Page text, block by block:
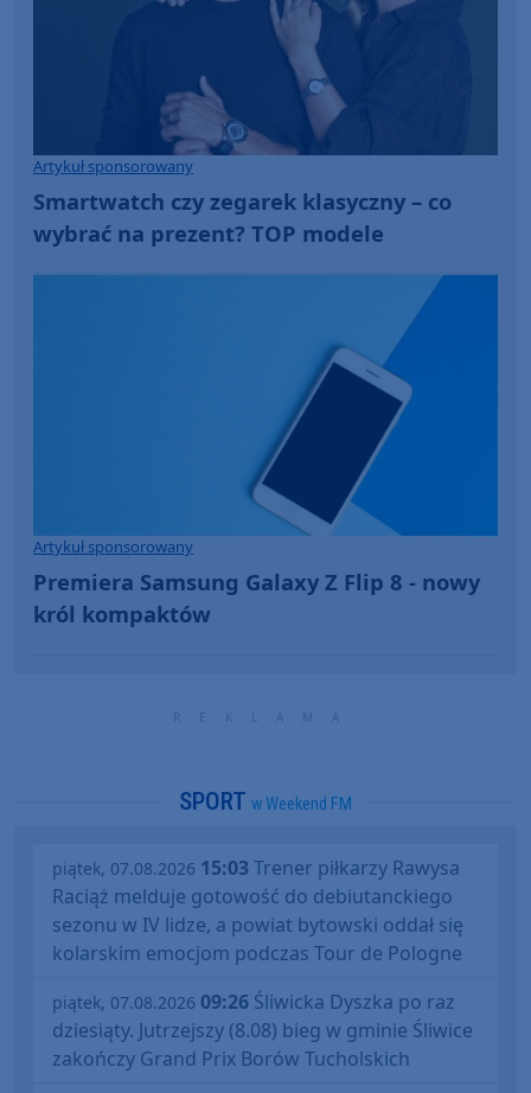
Artykuł sponsorowany
Smartwatch czy zegarek klasyczny – co
wybrać na prezent? TOP modele
Artykuł sponsorowany
Premiera Samsung Galaxy Z Flip 8 - nowy
król kompaktów
SPORT w Weekend FM
piątek, 07.08.2026 15:03Trener piłkarzy Rawysa
Raciąż melduje gotowość do debiutanckiego
sezonu w IV lidze, a powiat bytowski oddał się
kolarskim emocjom podczas Tour de Pologne
piątek, 07.08.2026 09:26 Śliwicka Dyszka po raz
dziesiąty. Jutrzejszy (8.08) bieg w gminie Śliwice
zakończy Grand Prix Borów Tucholskich